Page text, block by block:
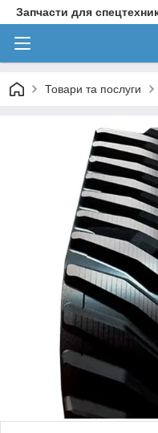
Запчасти для
Товари та послуги